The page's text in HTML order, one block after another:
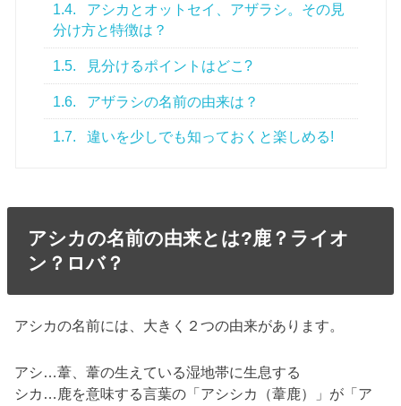
1.4.
アシカとオットセイ、アザラシ。その見
分け方と特徴は？
1.5. 見分けるポイントはどこ?
1.6. アザラシの名前の由来は？
1.7. 違いを少しでも知っておくと楽しめる!
アシカの名前の由来とは?鹿？ライオ
ン？ロバ？
アシカの名前には、大きく２つの由来があります。
アシ…葦、葦の生えている湿地帯に生息する
シカ…鹿を意味する言葉の「アシシカ（葦鹿）」が「ア